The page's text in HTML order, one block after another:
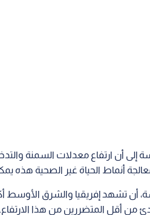
إلى أن ارتفاع معدلات السمنة
أنماط الحياة غير الصحية هذه
أن تشهد إفريقيا والشرق الأوسط
من أقل المتضررين من هذا الارتفاع.